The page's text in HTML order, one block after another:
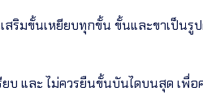
สริมขั้นเหยียบทุกขั้น ขั้นและขาเป็นรู
ละ ไม่ควรยืนขั้นบันไดบนสุด เพื่อ